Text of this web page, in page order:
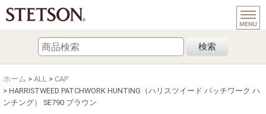
検索
ホーム > ALL > CAP
> HARRISTWEED PATCHWORK HUNTING（ハリスツイード パッチワーク ハ
ンチング） SE790 ブラウン